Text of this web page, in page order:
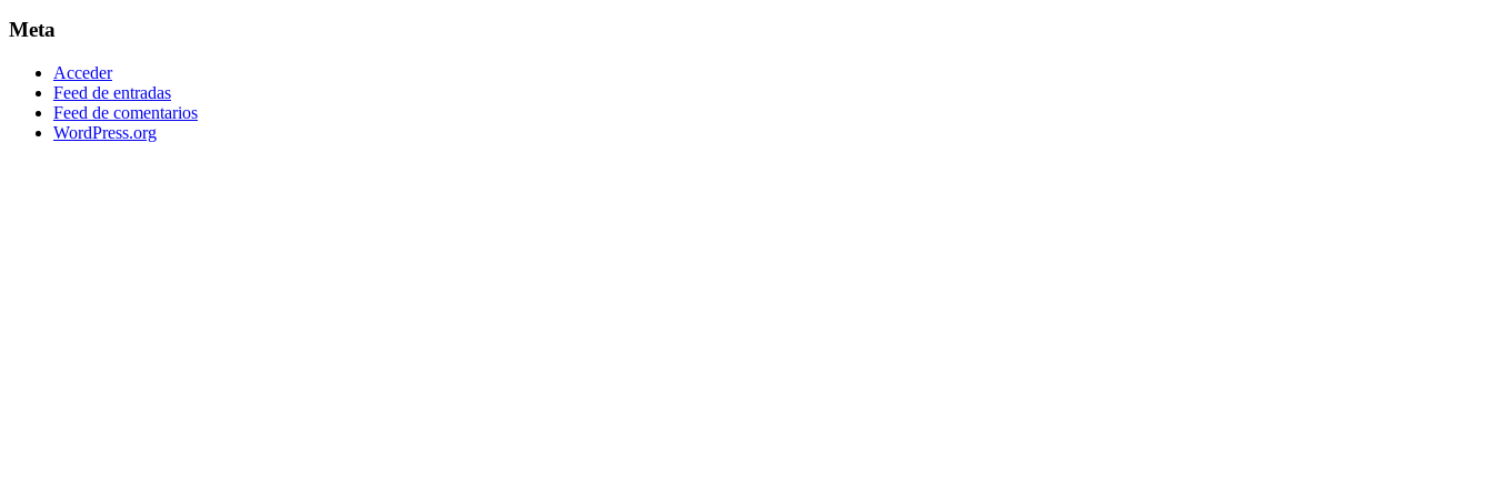
Meta
Acceder
Feed de entradas
Feed de comentarios
WordPress.org